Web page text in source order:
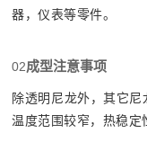
器，仪表等零件。
02成型注意事项
除透明尼龙外，其它尼
温度范围较窄，热稳定